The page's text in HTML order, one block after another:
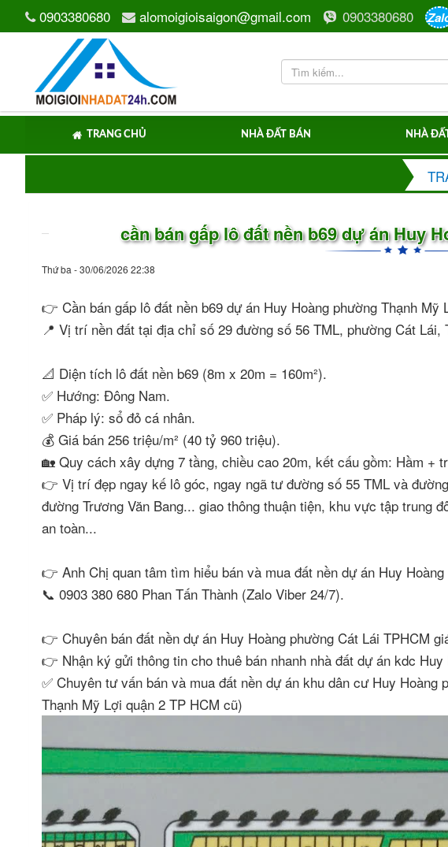
0903380680 alomoigioisaigon@gmail.com 0903380680
TRANG CHỦ NHÀ ĐẤT BÁN NHÀ
cần bán gấp lô đất nền b69 dự án Huy
Thứ ba - 30/06/2026 22:38
👉 Cần bán gấp lô đất nền b69 dự án Huy Hoàng phường Thạnh Mỹ
📍 Vị trí nền đất tại địa chỉ số 29 đường số 56 TML, phường Cát
📐 Diện tích lô đất nền b69 (8m x 20m = 160m²).
✅ Hướng: Đông Nam.
✅ Pháp lý: sổ đỏ cá nhân.
💰 Giá bán 256 triệu/m² (40 tỷ 960 triệu).
🏡 Quy cách xây dựng 7 tầng, chiều cao 20m, kết cấu gồm: Hầm +
👉 Vị trí đẹp ngay kế lô góc, ngay ngã tư đường số 55 TML và
đường Trương Văn Bang... giao thông thuận tiện, khu vực tập trung
an toàn...
👉 Anh Chị quan tâm tìm hiểu bán và mua đất nền dự án Huy
📞 0903 380 680 Phan Tấn Thành (Zalo Viber 24/7).
👉 Chuyên bán đất nền dự án Huy Hoàng phường Cát Lái TPHCM
👉 Nhận ký gửi thông tin cho thuê bán nhanh nhà đất dự án kdc
✅ Chuyên tư vấn bán và mua đất nền dự án khu dân cư Huy
Thạnh Mỹ Lợi quận 2 TP HCM cũ)